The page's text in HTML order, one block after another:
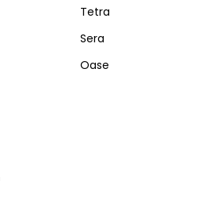
Tetra
Sera
Oase